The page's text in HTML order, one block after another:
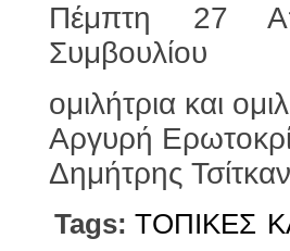
Πέμπτη 27
Συμβουλίου
ομιλήτρια και
Αργυρή
Δημήτρης
Tags: ΤΟΠΙΚΕΣ